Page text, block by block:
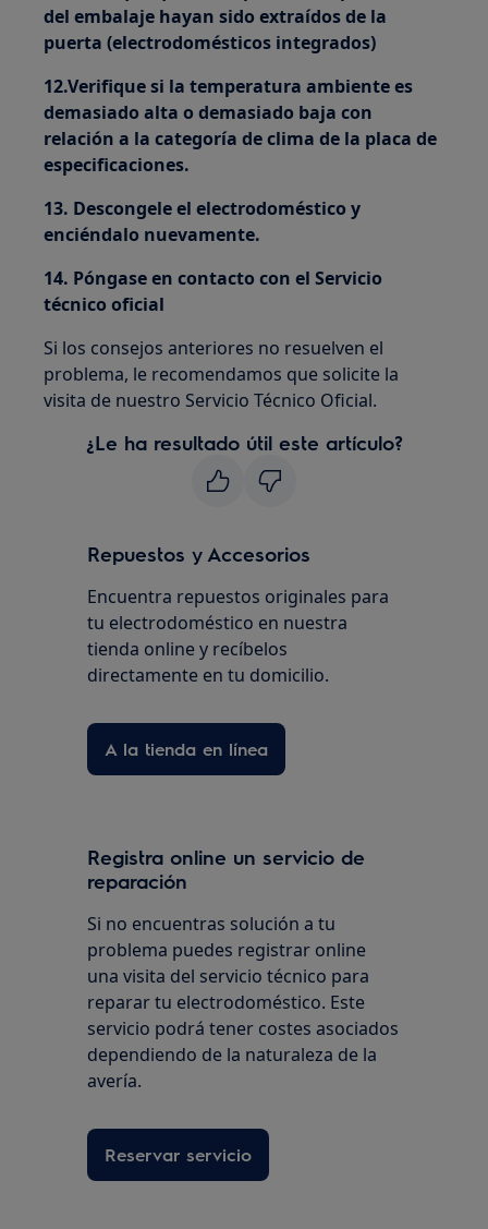
del embalaje hayan sido extraídos de la
puerta (electrodomésticos integrados)
12.Verifique si la temperatura ambiente es
demasiado alta o demasiado baja con
relación a la categoría de clima de la placa de
especificaciones.
13. Descongele el electrodoméstico y
enciéndalo nuevamente.
14. Póngase en contacto con el Servicio
técnico oficial
Si los consejos anteriores no resuelven el
problema, le recomendamos que solicite la
visita de nuestro Servicio Técnico Oficial.
¿Le ha resultado útil este artículo?
Repuestos y Accesorios
Encuentra repuestos originales para
tu electrodoméstico en nuestra
tienda online y recíbelos
directamente en tu domicilio.
A la tienda en línea
Registra online un servicio de
reparación
Si no encuentras solución a tu
problema puedes registrar online
una visita del servicio técnico para
reparar tu electrodoméstico. Este
servicio podrá tener costes asociados
dependiendo de la naturaleza de la
avería.
Reservar servicio